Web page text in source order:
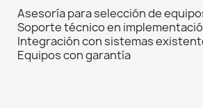
Asesoría para selección de
Soporte técnico en
Integración con sistemas
Equipos con garantía